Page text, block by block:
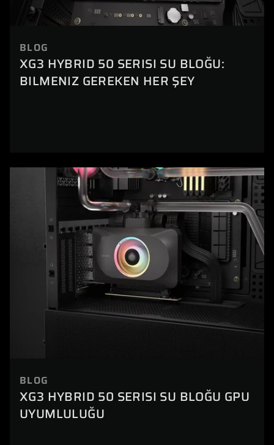
BLOG
XG3 HYBRID 50 SERISI SU BLOĞU:
BILMENIZ GEREKEN HER ŞEY
BLOG
XG3 HYBRID 50 SERISI SU BLOĞU GPU
UYUMLULUĞU